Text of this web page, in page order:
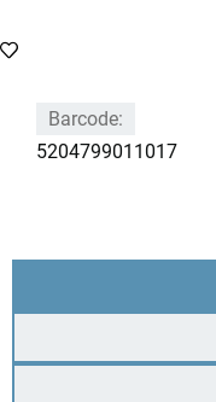
Barcode:
5204799011017